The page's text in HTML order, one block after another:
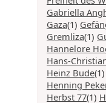
Gabriella
Gaza(1)
Gremliza(1)
Hannelore
Hans-
Heinz Bude(1)
Henning
Herbst 77(1)